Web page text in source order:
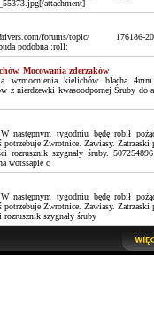
attachment]
forums/topic/ 176186-
podobna :roll:
Mocowania zderzaków
wzmocnienia kielichów blacha
z nierdzewki kwasoodpornej Śruby do
następnym tygodniu będę robił
potrzebuje Zwrotnice. Zawiasy. Zatrzaski
rozrusznik szygnały śruby.
wotssapie c
następnym tygodniu będę robił
potrzebuje Zwrotnice. Zawiasy. Zatrzaski
szygnały śruby